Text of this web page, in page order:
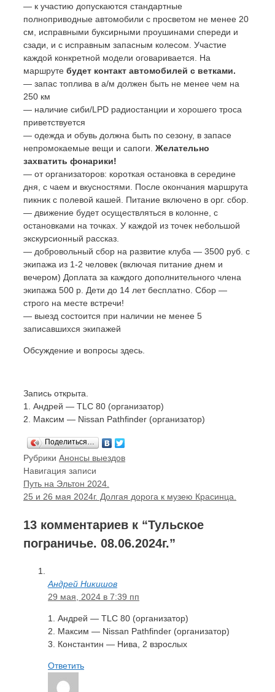
— к участию допускаются стандартные
полноприводные автомобили с просветом не менее 20
см, исправными буксирными проушинами спереди и
сзади, и с исправным запасным колесом. Участие
каждой конкретной модели оговаривается. На
маршруте будет контакт автомобилей с ветками.
— запас топлива в а/м должен быть не менее чем на
250 км
— наличие сиби/LPD радиостанции и хорошего троса
приветствуется
— одежда и обувь должна быть по сезону, в запасе
непромокаемые вещи и сапоги. Желательно
захватить фонарики!
— от организаторов: короткая остановка в середине
дня, с чаем и вкусностями. После окончания маршрута
пикник с полевой кашей. Питание включено в орг. сбор.
— движение будет осуществляться в колонне, с
остановками на точках. У каждой из точек небольшой
экскурсионный рассказ.
— добровольный сбор на развитие клуба — 3500 руб. с
экипажа из 1-2 человек (включая питание днем и
вечером) Доплата за каждого дополнительного члена
экипажа 500 р. Дети до 14 лет бесплатно. Сбор —
строго на месте встречи!
— выезд состоится при наличии не менее 5
записавшихся экипажей
Обсуждение и вопросы здесь.
Запись открыта.
1. Андрей — TLC 80 (организатор)
2. Максим — Nissan Pathfinder (организатор)
Поделиться…
Рубрики Анонсы выездов
Навигация записи
Путь на Эльтон 2024.
25 и 26 мая 2024г. Долгая дорога к музею Красинца.
13 комментариев к “Тульское
пограничье. 08.06.2024г.”
Андрей Никишов
29 мая, 2024 в 7:39 пп
1. Андрей — TLC 80 (организатор)
2. Максим — Nissan Pathfinder (организатор)
3. Константин — Нива, 2 взрослых
Ответить